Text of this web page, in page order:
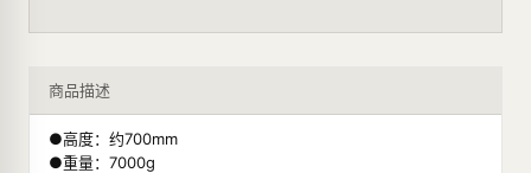
商品描述
●高度：约700mm
●重量：7000g